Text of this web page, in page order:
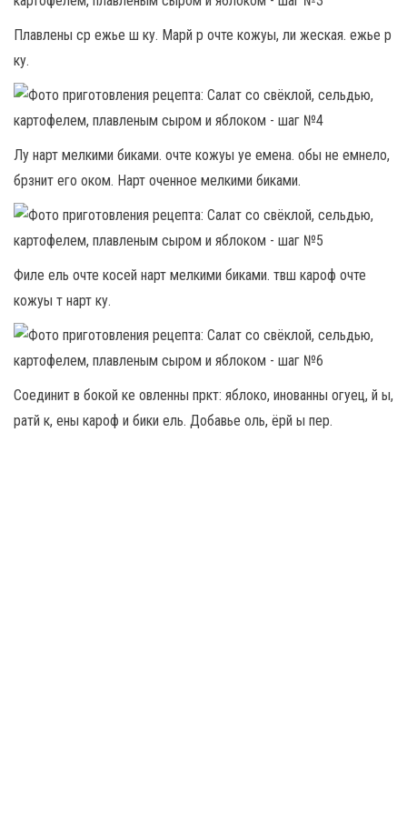
Плавлены ср ежье ш ку. Марй р очте кожуы, ли жеская. ежье р
ку.
Лу нарт мелкими биками. очте кожуы уе емена. обы не емнело,
брзнит его оком. Нарт оченное мелкими биками.
Филе ель очте косей нарт мелкими биками. твш кароф очте
кожуы т нарт ку.
Соединит в бокой ке овленны пркт: яблоко, инованны огуец, й ы,
ратй к, ены кароф и бики ель. Добавье оль, ёрй ы пер.